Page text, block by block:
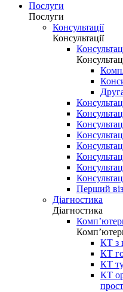
Послуги
Послуги
Консультації
Консультації
Перший
Діагностика
Діагностика
КТ з
КТ
КТ
КТ